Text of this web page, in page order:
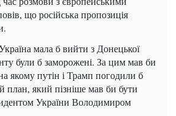
що російська пропозиція
мала б вийти з Донецької
були б заморожені. За цим мав би
якому путін і Трамп погодили б
план, який пізніше мав би бути
України Володимиром